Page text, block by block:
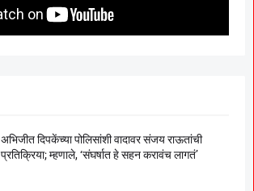
अभिजीत दिपकेंच्या पोलिसांशी वादावर संजय राऊतांची
प्रतिक्रिया; म्हणाले, ‘संघर्षात हे सहन करावंच लागतं’